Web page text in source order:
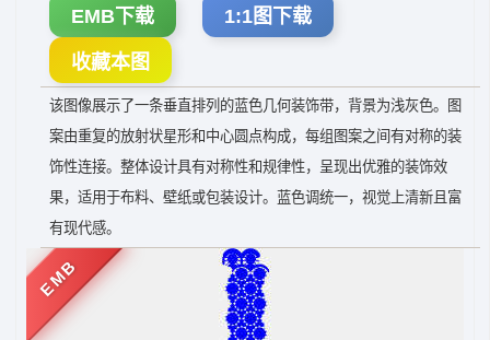
EMB下载 1:1图下载
收藏本图
该图像展示了一条垂直排列的蓝色几何装饰带，背景为浅灰色。图
案由重复的放射状星形和中心圆点构成，每组图案之间有对称的装
饰性连接。整体设计具有对称性和规律性，呈现出优雅的装饰效
果，适用于布料、壁纸或包装设计。蓝色调统一，视觉上清新且富
有现代感。
EMB